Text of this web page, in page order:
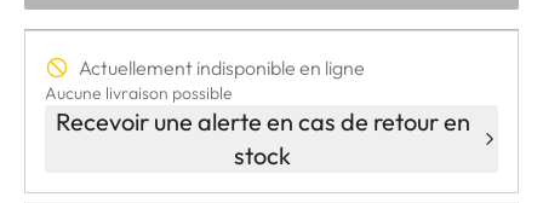
Actuellement indisponible en ligne
Aucune livraison possible
Recevoir une alerte en cas de retour en
stock